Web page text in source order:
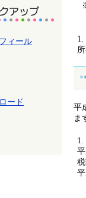
ィール
ード
※
平
ま